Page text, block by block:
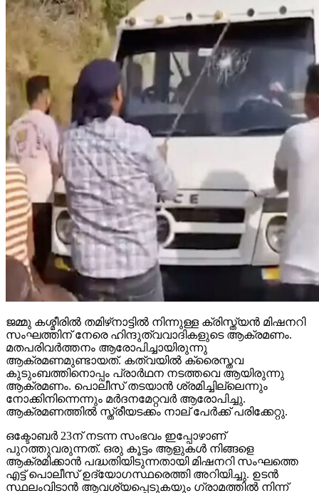
ജമ്മു കശ്മീരില്‍ തമിഴ്‌നാട്ടില്‍ നിന്നുള്ള ക്രിസ്ത്യന്‍ മിഷനറി
സംഘത്തിന് നേരെ ഹിന്ദുത്വവാദികളുടെ ആക്രമണം.
മതപരിവര്‍ത്തനം ആരോപിച്ചായിരുന്നു
ആക്രമണമുണ്ടായത്. കത്വയില്‍ ക്രൈസ്തവ
കുടുംബത്തിനൊപ്പം പ്രാര്‍ഥന നടത്തവെ ആയിരുന്നു
ആക്രമണം. പൊലീസ് തടയാന്‍ ശ്രമിച്ചില്ലെന്നും
നോക്കിനിന്നെന്നും മര്‍ദനമേറ്റവര്‍ ആരോപിച്ചു.
ആക്രമണത്തില്‍ സ്ത്രീയടക്കം നാല് പേര്‍ക്ക് പരിക്കേറ്റു.
ഒക്ടോബര്‍ 23ന് നടന്ന സംഭവം ഇപ്പോഴാണ്
പുറത്തുവരുന്നത്. ഒരു കൂട്ടം ആളുകള്‍ നിങ്ങളെ
ആക്രമിക്കാന്‍ പദ്ധതിയിടുന്നതായി മിഷനറി സംഘത്തെ
എട്ട് പൊലീസ് ഉദ്യോഗസ്ഥരെത്തി അറിയിച്ചു. ഉടന്‍
സ്ഥലംവിടാന്‍ ആവശ്യപ്പെടുകയും ഗ്രാമത്തില്‍ നിന്ന്